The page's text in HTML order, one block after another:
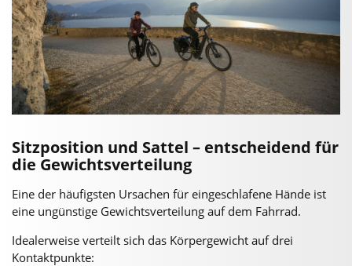
Sitzposition und Sattel – entscheidend für
die Gewichtsverteilung
Eine der häufigsten Ursachen für eingeschlafene Hände ist
eine ungünstige Gewichtsverteilung auf dem Fahrrad.
Idealerweise verteilt sich das Körpergewicht auf drei
Kontaktpunkte: